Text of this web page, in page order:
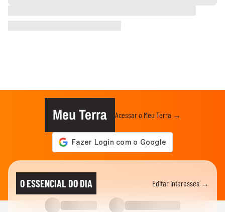
Meu Terra Acessar o Meu Terra →
O ESSENCIAL DO DIA Editar interesses →